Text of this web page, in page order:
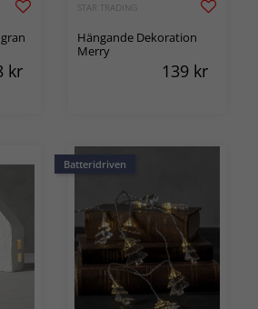
kr
STAR TRADING
Hängande Dekoration
Merry
139 kr
Batteridriven